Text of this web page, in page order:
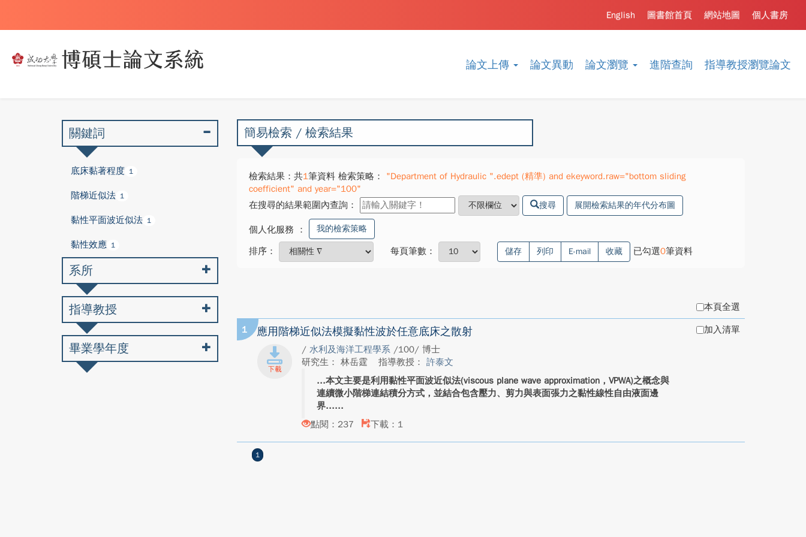
論文上傳 論文異動 論文瀏覽 進階查詢 指導教授瀏覽論文
個人書房
網站地圖
圖書館首頁
English
簡易檢索 / 檢索結果
檢索結果：共1筆資料 檢索策略：
"Department of Hydraulic ".edept (精準) and ekeyword.raw="bottom sliding
coefficient" and year="100"
在搜尋的結果範圍內查詢：
搜尋 展開檢索結果的年代分布圖
個人化服務 ： 我的檢索策略
排序： 每頁筆數： 儲存 列印 E-mail 收藏 已勾選0筆資料
本頁全選
1 應用階梯近似法模擬黏性波於任意底床之散射
/ 水利及海洋工程學系 /100/ 博士
研究生： 林岳霆
指導教授： 許泰文
本文主要是利用黏性平面波近似法(viscous plane wave approximation，VPWA)之概念與
連續微小階梯連結積分方式，並結合包含壓力、剪力與表面張力之黏性線性自由液面邊
界...
點閱：237
下載：1
加入清單
1
關鍵詞
底床黏著程度 1
階梯近似法 1
黏性平面波近似法 1
黏性效應 1
系所
指導教授
畢業學年度